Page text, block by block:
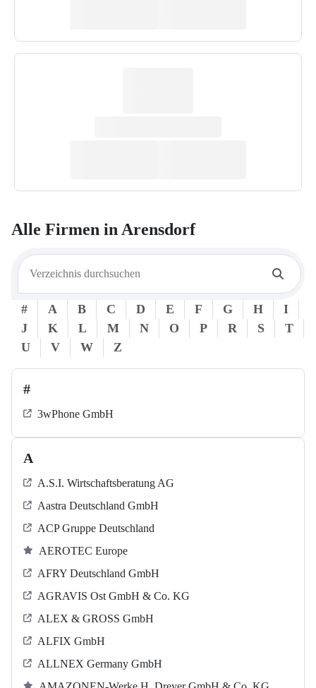
Alle Firmen inArensdorf
# A B C D E F G H
I
J
K L M N O P R S
T
U
V W Z
#
3wPhone GmbH
A
A.S.I. Wirtschaftsberatung AG
Aastra Deutschland GmbH
ACP Gruppe Deutschland
AEROTEC Europe
AFRY Deutschland GmbH
AGRAVIS Ost GmbH & Co. KG
ALEX & GROSS GmbH
ALFIX GmbH
ALLNEX Germany GmbH